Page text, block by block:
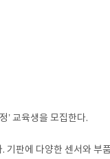
’ 교육생을 모집한다.
판에 다양한 센서와 부